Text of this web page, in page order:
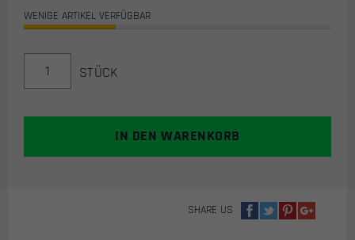
WENIGE ARTIKEL VERFÜGBAR
550MAH
AEP
STÜCK
IN DEN WARENKORB
SHARE US